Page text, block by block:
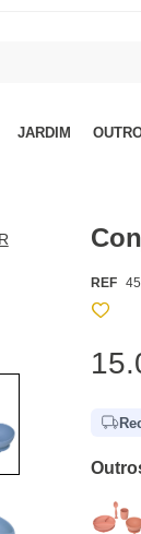
JARDIM
REF